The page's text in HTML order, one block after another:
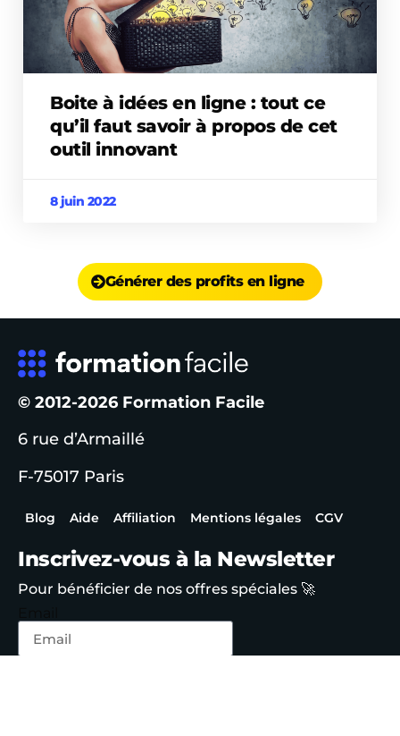
Boite à idées en ligne : tout ce
qu’il faut savoir à propos de cet
outil innovant
8 juin 2022
Générer des profits en ligne
© 2012-2026 Formation Facile
6 rue d’Armaillé
F-75017 Paris
Blog Aide Affiliation Mentions légales CGV
Inscrivez-vous à la Newsletter
Pour bénéficier de nos offres spéciales 🚀